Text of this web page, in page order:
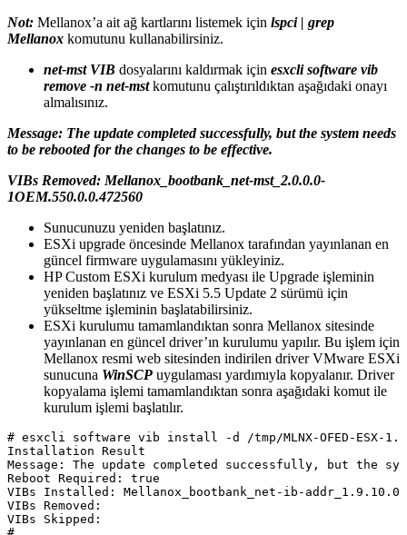
Not: Mellanox’a ait ağ kartlarını listemek için lspci | grep
Mellanox komutunu kullanabilirsiniz.
net-mst VIB dosyalarını kaldırmak için esxcli software vib
remove -n net-mstkomutunu çalıştırıldıktan aşağıdaki onayı
almalısınız.
Message: The update completed successfully, but the system needs
to be rebooted for the changes to be effective.
VIBs Removed: Mellanox_bootbank_net-mst_2.0.0.0-
1OEM.550.0.0.472560
Sunucunuzu yeniden başlatınız.
ESXi upgrade öncesinde Mellanox tarafından yayınlanan en
güncel firmware uygulamasını yükleyiniz.
HP Custom ESXi kurulum medyası ile Upgrade işleminin
yeniden başlatınız ve ESXi 5.5 Update 2 sürümü için
yükseltme işleminin başlatabilirsiniz.
ESXi kurulumu tamamlandıktan sonra Mellanox sitesinde
yayınlanan en güncel driver’ın kurulumu yapılır. Bu işlem için
Mellanox resmi web sitesinden indirilen driver VMware ESXi
sunucuna WinSCP uygulaması yardımıyla kopyalanır. Driver
kopyalama işlemi tamamlandıktan sonra aşağıdaki komut ile
kurulum işlemi başlatılır.
# esxcli software vib install -d /tmp/MLNX-OFED-ESX-
Installation Result
Message: The update completed successfully, but the
Reboot Required: true
VIBs Installed: Mellanox_bootbank_net-ib-addr_1.9.10.0-
VIBs Removed:
VIBs Skipped: